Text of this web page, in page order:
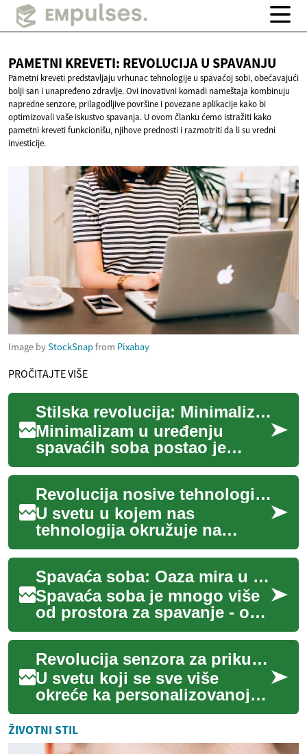
PAMETNI KREVETI: REVOLUCIJAU SPAVANJU
Pametni kreveti predstavljaju vrhunac tehnologije u spavaćoj sobi, obećavajući
bolji san i unapređeno zdravlje. Ovi inovativni komadi nameštaja kombinuju
napredne senzore, prilagodljive površine i povezane aplikacije kako bi
optimizovali vaše iskustvo spavanja. U ovom članku ćemo istražiti kako
pametni kreveti funkcionišu, njihove prednosti i razmotriti da li su vredni
investicije.
Image byStockSnapfrom Pixabay
PROČITAJTE VIŠE
Stilska revolucija: Minimalizam u spavaćoj sobi
Minimalizam u uređenju
spavaćih soba postao je
jedan od najpopularnijih
trendova poslednjih godina.
Ovaj stil, koji s...
Revolucija nosive tehnologije: Pametni tekstil menja industriju
U svetu u kojem nas
tehnologija okružuje na
svakom koraku, inovacije u
nosivoj tehnologiji otvaraju
potpuno nove mogu...
Spavaća soba: Oaza mira u modernom domu
Spavaća soba je mnogo više
od prostora za spavanje - ona
je lično utočište, mesto za
opuštanje i regeneraciju
nakon n...
Revolucija senzora za prikupljanje podataka o zdravlju
U svetu koji se sve više
okreće ka personalizovanoj
zdravstvenoj zaštiti, nova
generacija minijaturnih
senzora obećav...
ŽIVOTNI STIL